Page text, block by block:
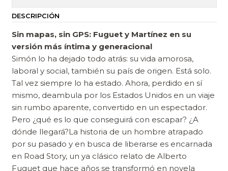
DESCRIPCIÓN
Sin mapas, sin GPS: Fuguet y Martínez en su
versión más íntima y generacional
Simón lo ha dejado todo atrás: su vida amorosa,
laboral y social, también su país de origen. Está solo.
Tal vez siempre lo ha estado. Ahora, perdido en sí
mismo, deambula por los Estados Unidos en un viaje
sin rumbo aparente, convertido en un espectador.
Pero ¿qué es lo que conseguirá con escapar? ¿A
dónde llegará?La historia de un hombre atrapado
por su pasado y en busca de liberarse es encarnada
en Road Story, un ya clásico relato de Alberto
Fuguet que hace años se transformó en novela